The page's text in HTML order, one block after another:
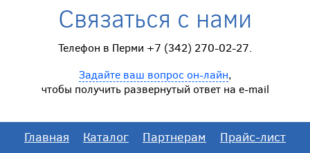
Связаться с нами
Телефон в Перми +7 (342) 270-02-27.
Задайте ваш вопрос он-лайн,
чтобы получить развернутый ответ на e-mail
Главная Каталог Партнерам
Прайс-лист